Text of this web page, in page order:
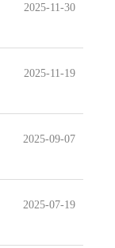
2025-11-30
2025-11-19
2025-09-07
2025-07-19